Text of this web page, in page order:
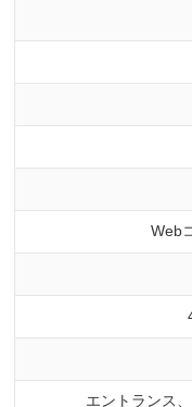
Web
エントランス